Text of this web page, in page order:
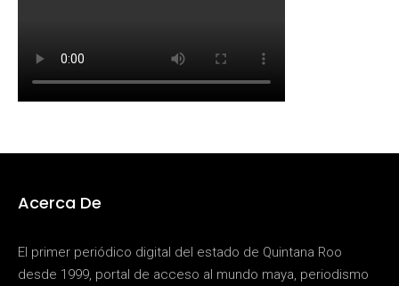
Acerca De
El primer periódico digital del estado de Quintana Roo
desde 1999, portal de acceso al mundo maya, periodismo